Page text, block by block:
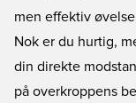
men effektiv
Nok er du hurtig,
din direkte
på overkroppens